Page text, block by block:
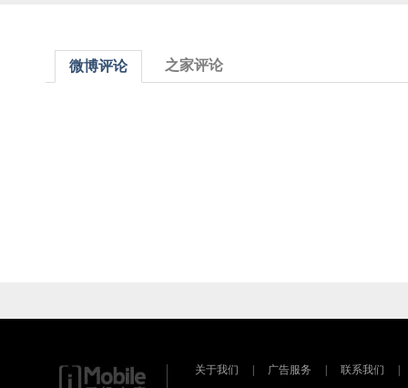
微博评论 之家评论
关于我们 广告服务 联系我们